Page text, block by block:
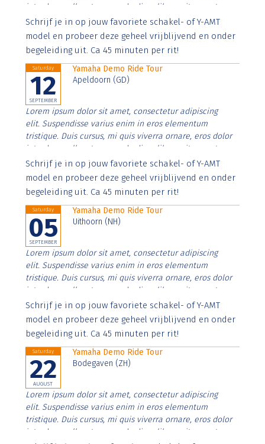
interdum nulla, ut commodo diam libero vitae erat.
Aenean faucibus nibh et justo cursus id rutrum lorem
imperdiet. Nunc ut sem vitae risus tristique posuere.
Schrijf je in op jouw favoriete schakel- of Y-AMT
model en probeer deze geheel vrijblijvend en onder
begeleiding uit. Ca 45 minuten per rit!
Saturday
12
SEPTEMBER
Yamaha Demo Ride Tour
Apeldoorn (GD)
Lorem ipsum dolor sit amet, consectetur adipiscing
elit. Suspendisse varius enim in eros elementum
tristique. Duis cursus, mi quis viverra ornare, eros dolor
interdum nulla, ut commodo diam libero vitae erat.
Aenean faucibus nibh et justo cursus id rutrum lorem
imperdiet. Nunc ut sem vitae risus tristique posuere.
Schrijf je in op jouw favoriete schakel- of Y-AMT
model en probeer deze geheel vrijblijvend en onder
begeleiding uit. Ca 45 minuten per rit!
Saturday
05
SEPTEMBER
Yamaha Demo Ride Tour
Uithoorn (NH)
Lorem ipsum dolor sit amet, consectetur adipiscing
elit. Suspendisse varius enim in eros elementum
tristique. Duis cursus, mi quis viverra ornare, eros dolor
interdum nulla, ut commodo diam libero vitae erat.
Aenean faucibus nibh et justo cursus id rutrum lorem
imperdiet. Nunc ut sem vitae risus tristique posuere.
Schrijf je in op jouw favoriete schakel- of Y-AMT
model en probeer deze geheel vrijblijvend en onder
begeleiding uit. Ca 45 minuten per rit!
Saturday
22
AUGUST
Yamaha Demo Ride Tour
Bodegaven (ZH)
Lorem ipsum dolor sit amet, consectetur adipiscing
elit. Suspendisse varius enim in eros elementum
tristique. Duis cursus, mi quis viverra ornare, eros dolor
interdum nulla, ut commodo diam libero vitae erat.